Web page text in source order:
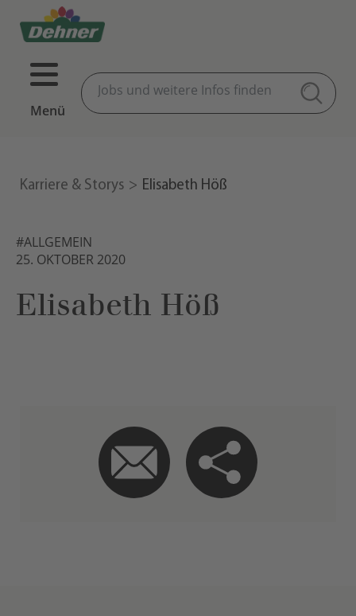
Menü
Karriere & Storys Elisabeth Höß
#ALLGEMEIN
25. OKTOBER 2020
Elisabeth Höß